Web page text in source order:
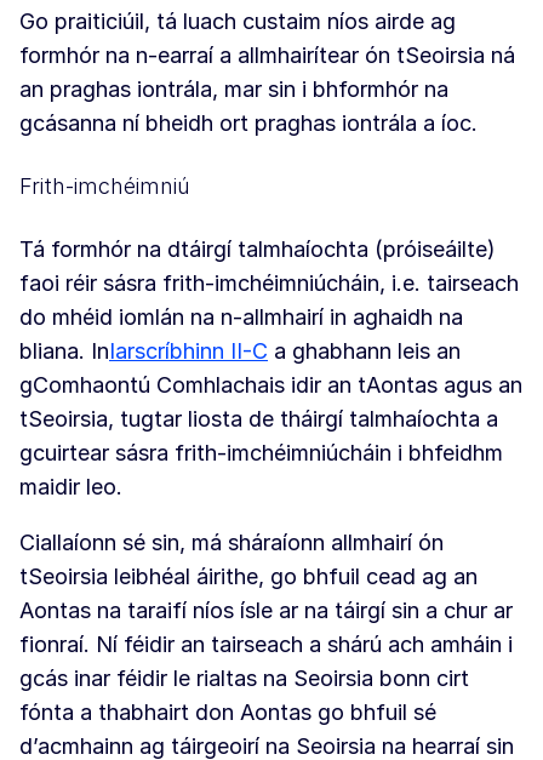
Go praiticiúil, tá luach custaim níos airde ag
formhór na n-earraí a allmhairítear ón tSeoirsia ná
an praghas iontrála, mar sin i bhformhór na
gcásanna ní bheidh ort praghas iontrála a íoc.
Frith-imchéimniú
Tá formhór na dtáirgí talmhaíochta (próiseáilte)
faoi réir sásra frith-imchéimniúcháin, i.e. tairseach
do mhéid iomlán na n-allmhairí in aghaidh na
bliana. InIarscríbhinn II-C a ghabhann leis an
gComhaontú Comhlachais idir an tAontas agus an
tSeoirsia, tugtar liosta de tháirgí talmhaíochta a
gcuirtear sásra frith-imchéimniúcháin i bhfeidhm
maidir leo.
Ciallaíonn sé sin, má sháraíonn allmhairí ón
tSeoirsia leibhéal áirithe, go bhfuil cead ag an
Aontas na taraifí níos ísle ar na táirgí sin a chur ar
fionraí. Ní féidir an tairseach a shárú ach amháin i
gcás inar féidir le rialtas na Seoirsia bonn cirt
fónta a thabhairt don Aontas go bhfuil sé
d’acmhainn ag táirgeoirí na Seoirsia na hearraí sin